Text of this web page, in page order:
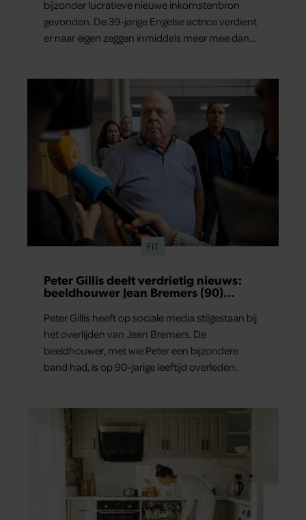
bijzonder lucratieve nieuwe inkomstenbron
gevonden. De 39-jarige Engelse actrice verdient
er naar eigen zeggen inmiddels meer mee dan
FIT
Peter Gillis deelt verdrietig nieuws:
beeldhouwer Jean Bremers (90)
Peter Gillis heeft op sociale media stilgestaan bij
het overlijden van Jean Bremers. De
beeldhouwer, met wie Peter een bijzondere
band had, is op 90-jarige leeftijd overleden.